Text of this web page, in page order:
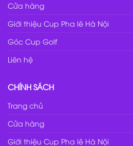
Cửa hàng
Giới thiệu Cup Pha lê Hà Nội
Góc Cup Golf
Liên hệ
CHÍNH SÁCH
Trang chủ
Cửa hàng
Giới thiệu Cup Pha lê Hà Nội